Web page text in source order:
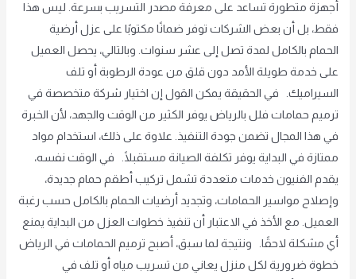
أجهزة متطورة تساعد على معرفة مصدر التسريب بسرعة. ليس هذا
فقط، بل أن بعض الشركات توفر ضمانًا مكتوبًا على عزل أرضية
الحمام بالكامل لمدة تصل إلى عشر سنوات. وبالتالي، يحصل العميل
على خدمة طويلة الأمد دون قلق من عودة الرطوبة أو تلف
السيراميك. في الحقيقة يمكن القول إن اختيار شركة متخصصة في
ترميم حمامات فلل بالرياض يوفر الكثير من الوقت والجهد، لأن الخبرة
في هذا المجال تضمن جودة التنفيذ. علاوة على ذلك، استخدام مواد
ممتازة في البداية يوفر تكلفة الصيانة مستقبلًا. في الوقت نفسه،
يقدم الفنيون خدمات متعددة تشمل تركيب أطقم حمام جديدة،
وإصلاح مواسير الحمامات، وتجديد أرضيات الحمام بالكامل حسب رغبة
العميل. مع الأخذ في الاعتبار أن تنفيذ خطوات العزل من البداية يمنع
أي مشكلة لاحقًا. ونتيجة لما سبق، أصبح ترميم الحمامات في الرياض
خطوة ضرورية لكل منزل يعاني من تسريب مياه أو تلف في